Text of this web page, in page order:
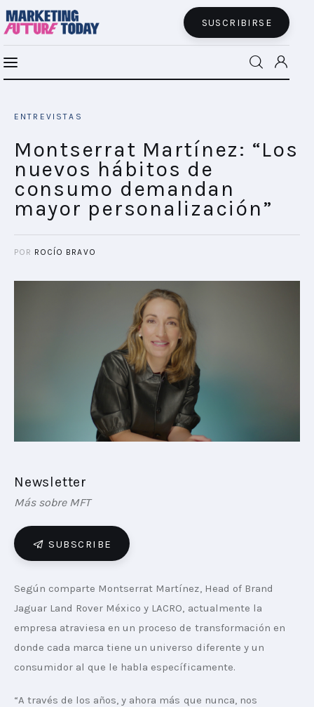
SUSCRIBIRSE
personalización”
INSIGHTS
FUTURE BRAND LAB
CONECTADES
PLAYBOOKS
NOVEDADES DE LOS MIEMBROS
ENTREVISTAS
Montserrat Martínez: “Los
nuevos hábitos de
consumo demandan
mayor personalización”
POR ROCÍO BRAVO
Newsletter
Más sobre MFT
SUBSCRIBE
Según comparte Montserrat Martínez, Head of Brand
Jaguar Land Rover México y LACRO, actualmente la
empresa atraviesa en un proceso de transformación en
donde cada marca tiene un universo diferente y un
consumidor al que le habla específicamente.
“A través de los años, y ahora más que nunca, nos